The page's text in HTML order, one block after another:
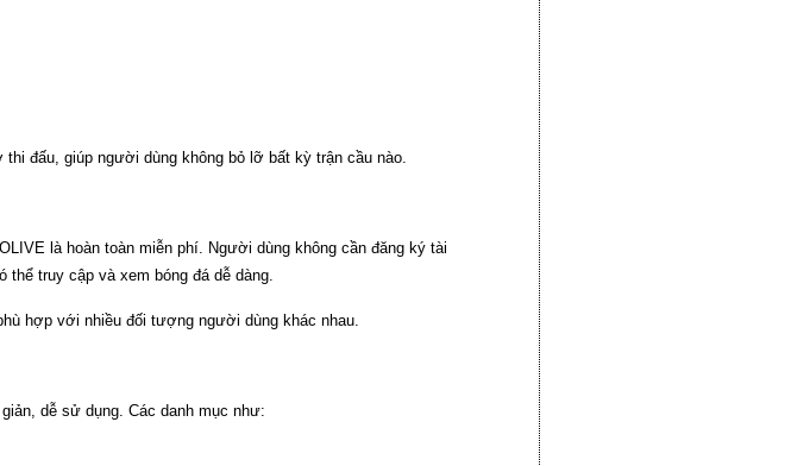
đấu, giúp người dùng không bỏ lỡ bất kỳ trận cầu nào.
là hoàn toàn miễn phí. Người dùng không cần đăng ký tài
thể truy cập và xem bóng đá dễ dàng.
hợp với nhiều đối tượng người dùng khác nhau.
dễ sử dụng. Các danh mục như: